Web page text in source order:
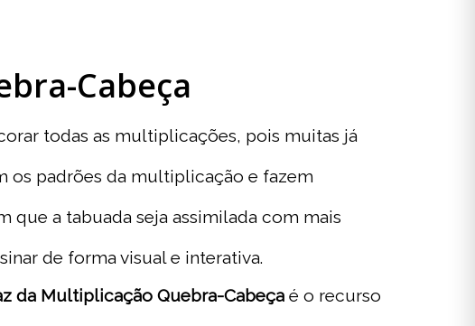
Cabeça
todas as multiplicações, pois muitas já
os padrões da multiplicação e fazem
que a tabuada seja assimilada com mais
de forma visual e interativa.
da Multiplicação Quebra-Cabeça é o recurso